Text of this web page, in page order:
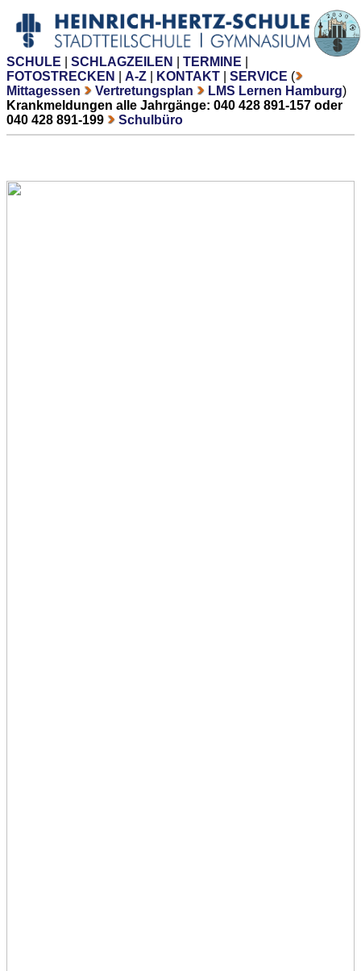
SCHULE SCHLAGZEILEN TERMINE
FOTOSTRECKEN
A-Z KONTAKT SERVICE (
Mittagessen
Vertretungsplan LMS Lernen Hamburg)
Krankmeldungen alle Jahrgänge: 040 428 891-157 oder
040 428 891-199
Schulbüro